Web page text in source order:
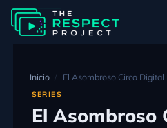
Inicio El Asombroso Circo Digital
SERIES
El Asombroso